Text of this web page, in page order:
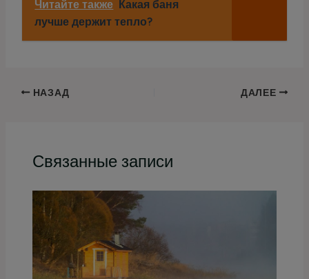
Читайте также Какая баня
лучше держит тепло?
НАЗАД ДАЛЕЕ
Связанные записи